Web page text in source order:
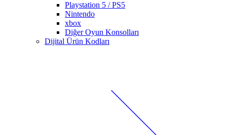
Playstation 5 / PS5
Nintendo
xbox
Diğer Oyun Konsolları
Dijital Ürün Kodları